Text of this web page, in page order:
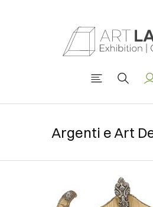
Argenti e Art